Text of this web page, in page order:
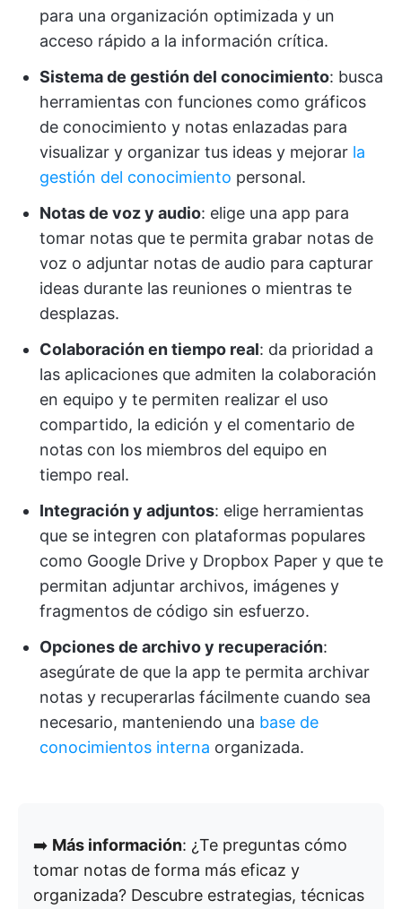
para una organización optimizada y un
acceso rápido a la información crítica.
Sistema de gestión del conocimiento: busca
herramientas con funciones como gráficos
de conocimiento y notas enlazadas para
visualizar y organizar tus ideas y mejorar la
gestión del conocimiento personal.
Notas de voz y audio: elige una app para
tomar notas que te permita grabar notas de
voz o adjuntar notas de audio para capturar
ideas durante las reuniones o mientras te
desplazas.
Colaboración en tiempo real: da prioridad a
las aplicaciones que admiten la colaboración
en equipo y te permiten realizar el uso
compartido, la edición y el comentario de
notas con los miembros del equipo en
tiempo real.
Integración y adjuntos: elige herramientas
que se integren con plataformas populares
como Google Drive y Dropbox Paper y que te
permitan adjuntar archivos, imágenes y
fragmentos de código sin esfuerzo.
Opciones de archivo y recuperación:
asegúrate de que la app te permita archivar
notas y recuperarlas fácilmente cuando sea
necesario, manteniendo una base de
conocimientos interna organizada.
➡️ Más información: ¿Te preguntas cómo
tomar notas de forma más eficaz y
organizada? Descubre estrategias, técnicas